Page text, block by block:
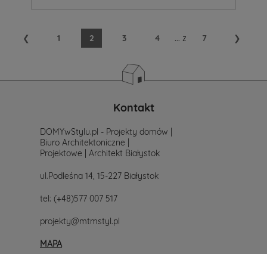
❮ 1 2 3 4 ... z 7 ❯
Kontakt
DOMYwStylu.pl - Projekty domów |
Biuro Architektoniczne |
Projektowe | Architekt Białystok
ul.Podleśna 14, 15-227 Białystok
tel: (+48)577 007 517
projekty@mtmstyl.pl
MAPA